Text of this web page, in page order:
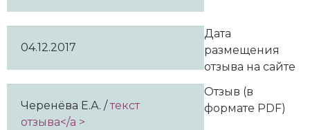
04.12.2017
Дата
размещения
отзыва на сайте
Черенёва Е.А. /текст
отзыва</a >
Отзыв (в
формате PDF)